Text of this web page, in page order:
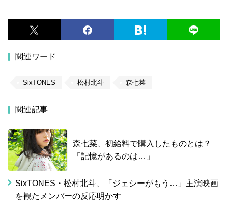
関連ワード
SixTONES 松村北斗 森七菜
関連記事
森七菜、初給料で購入したものとは？
「記憶があるのは…」
SixTONES・松村北斗、「ジェシーがもう…」主演映画
を観たメンバーの反応明かす